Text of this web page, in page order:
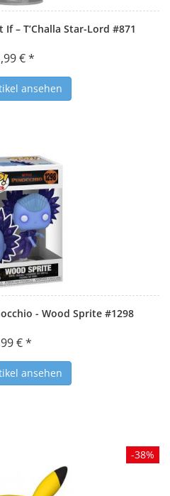
– T’Challa Star-Lord #871
€ *
ansehen
- Wood Sprite #1298
€ *
ansehen
-38%